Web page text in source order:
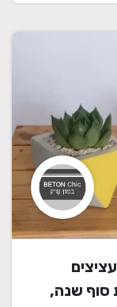
סוף שנה,